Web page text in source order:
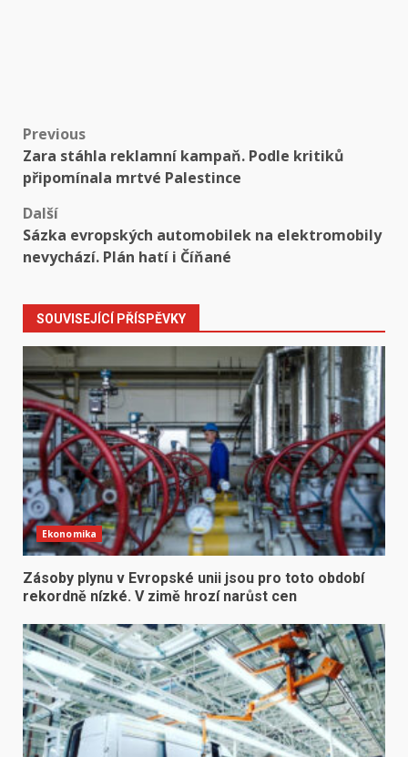
Post
navigation
Previous
Zara stáhla reklamní kampaň. Podle kritiků
připomínala mrtvé Palestince
Další
Sázka evropských automobilek na elektromobily
nevychází. Plán hatí i Číňané
SOUVISEJÍCÍ PŘÍSPĚVKY
Ekonomika
Zásoby plynu v Evropské unii jsou pro toto období
rekordně nízké. V zimě hrozí narůst cen